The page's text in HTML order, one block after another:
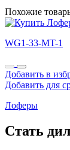
Похожие
WG1-33-MT-1
Добавить в
Добавить для
Лоферы
Стать